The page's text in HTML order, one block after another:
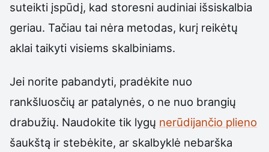
suteikti įspūdį, kad storesni audiniai išsiskalbia
geriau. Tačiau tai nėra metodas, kurį reikėtų
aklai taikyti visiems skalbiniams.
Jei norite pabandyti, pradėkite nuo
rankšluosčių ar patalynės, o ne nuo brangių
drabužių. Naudokite tik lygų nerūdijančio plieno
šaukštą ir stebėkite, ar skalbyklė nebarška